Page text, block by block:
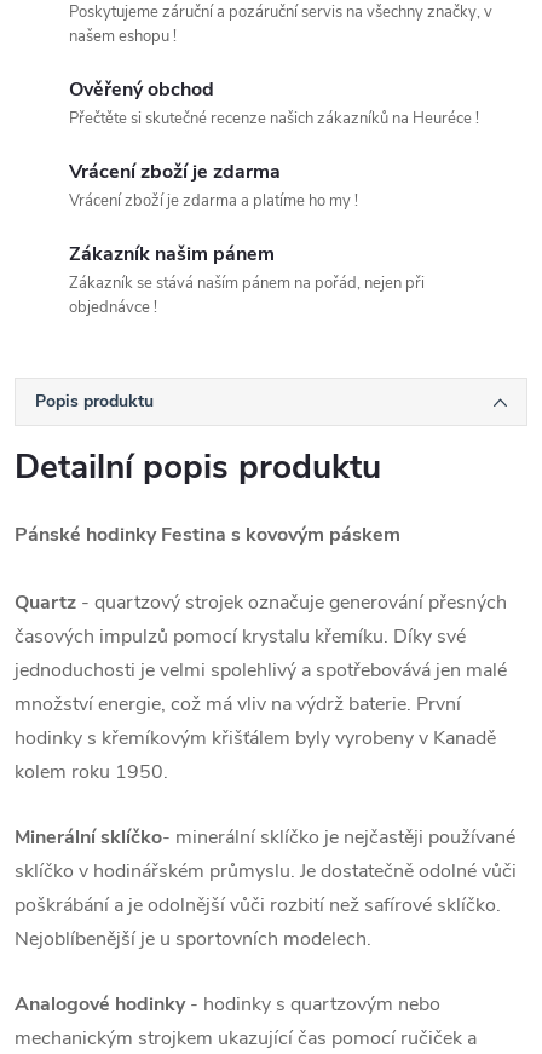
Poskytujeme záruční a pozáruční servis na všechny značky, v
našem eshopu !
Ověřený obchod
Přečtěte si skutečné recenze našich zákazníků na Heuréce !
Vrácení zboží je zdarma
Vrácení zboží je zdarma a platíme ho my !
Zákazník našim pánem
Zákazník se stává naším pánem na pořád, nejen při
objednávce !
Popis produktu
Detailní popis produktu
Pánské hodinky Festina s kovovým páskem
Quartz - quartzový strojek označuje generování přesných
časových impulzů pomocí krystalu křemíku. Díky své
jednoduchosti je velmi spolehlivý a spotřebovává jen malé
množství energie, což má vliv na výdrž baterie. První
hodinky s křemíkovým křišťálem byly vyrobeny v Kanadě
kolem roku 1950.
Minerální sklíčko- minerální sklíčko je nejčastěji používané
sklíčko v hodinářském průmyslu. Je dostatečně odolné vůči
poškrábání a je odolnější vůči rozbití než safírové sklíčko.
Nejoblíbenější je u sportovních modelech.
Analogové hodinky- hodinky s quartzovým nebo
mechanickým strojkem ukazující čas pomocí ručiček a